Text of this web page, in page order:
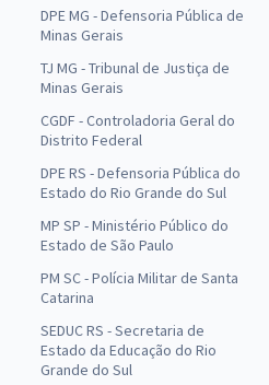
DPE MG - Defensoria Pública de
Minas Gerais
TJ MG - Tribunal de Justiça de
Minas Gerais
CGDF - Controladoria Geral do
Distrito Federal
DPE RS - Defensoria Pública do
Estado do Rio Grande do Sul
MP SP - Ministério Público do
Estado de São Paulo
PM SC - Polícia Militar de Santa
Catarina
SEDUC RS - Secretaria de
Estado da Educação do Rio
Grande do Sul